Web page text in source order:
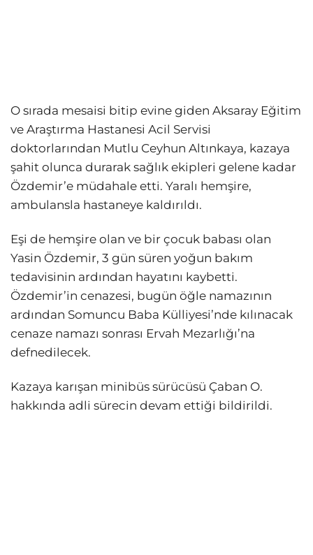
O sırada mesaisi bitip evine giden Aksaray Eğitim
ve Araştırma Hastanesi Acil Servisi
doktorlarından Mutlu Ceyhun Altınkaya, kazaya
şahit olunca durarak sağlık ekipleri gelene kadar
Özdemir’e müdahale etti. Yaralı hemşire,
ambulansla hastaneye kaldırıldı.
Eşi de hemşire olan ve bir çocuk babası olan
Yasin Özdemir, 3 gün süren yoğun bakım
tedavisinin ardından hayatını kaybetti.
Özdemir’in cenazesi, bugün öğle namazının
ardından Somuncu Baba Külliyesi’nde kılınacak
cenaze namazı sonrası Ervah Mezarlığı’na
defnedilecek.
Kazaya karışan minibüs sürücüsü Çaban O.
hakkında adli sürecin devam ettiği bildirildi.